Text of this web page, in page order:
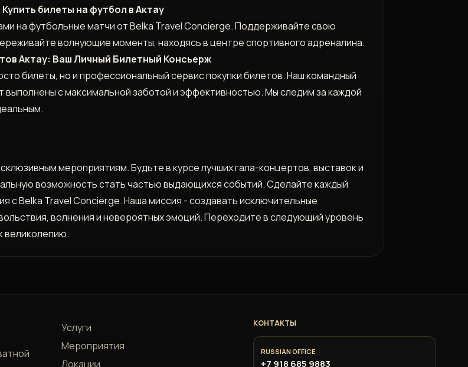
билеты на футбол в Актау
на футбольные матчи от Belka Travel Concierge. Поддерживайте свою
волнующие моменты, находясь в центре спортивного адреналина.
Актау: Ваш Личный Билетный Консьерж
билеты, но и профессиональный сервис покупки билетов. Наш командный
выполнены с максимальной заботой и эффективностью. Мы следим за каждой
мероприятиям. Будьте в курсе лучших гала-концертов, выставок и
возможность стать частью выдающихся событий. Сделайте каждый
с Belka Travel Concierge. Наша миссия - создавать исключительные
волнения и невероятных эмоций. Переходите в следующий уровень
великолепию.
Услуги
Мероприятия
Локации
КОНТАКТЫ
RUSSIAN OFFICE
+7 918 685 9883